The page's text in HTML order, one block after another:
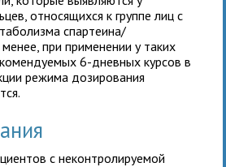
относящихся к группе лиц с
спартеина/
при примененииу таких
6-дневных курсов в
режима дозирования
с неконтролируемой